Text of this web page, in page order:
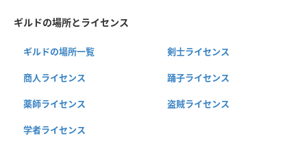
ギルドの場所とライセンス
ギルドの場所一覧 剣士ライセンス
商人ライセンス 踊子ライセンス
薬師ライセンス 盗賊ライセンス
学者ライセンス